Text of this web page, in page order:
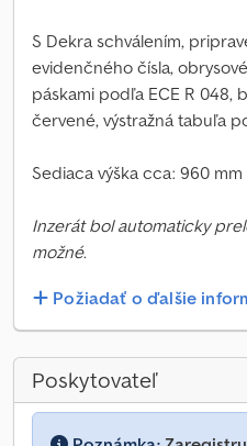
S Dekra schválením,
evidenčného čísla,
páskami podľa ECE R 048,
červené, výstražná tabuľa
Sediaca výška cca: 960 mm
Inzerát bol automaticky
možné.
Požiadať o ďalšie
Poskytovateľ